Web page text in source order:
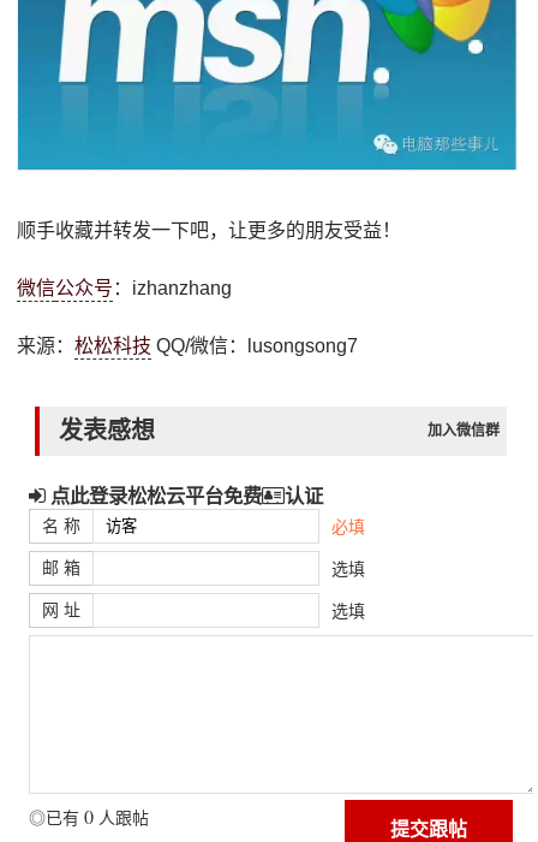
顺手收藏并转发一下吧，让更多的朋友受益！
微信公众号 ：izhanzhang
来源：松松科技 QQ/微信：lusongsong7
发表感想 加入微信群
点此登录松松云平台免费 认证
名 称 必填
邮 箱 选填
网 址 选填
◎已有 0 人跟帖